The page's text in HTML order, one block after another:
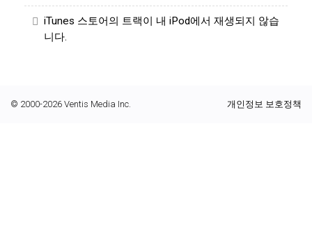
iTunes 스토어의 트랙이 내 iPod에서 재생되지 않습
니다.
© 2000-2026 Ventis Media Inc. 개인정보 보호정책